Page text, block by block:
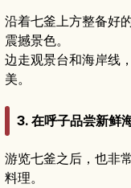
沿着七釜上方整备好
震撼景色。
边走观景台和海岸线
美。
3. 在呼子品尝新鲜
游览七釜之后，也非
料理。